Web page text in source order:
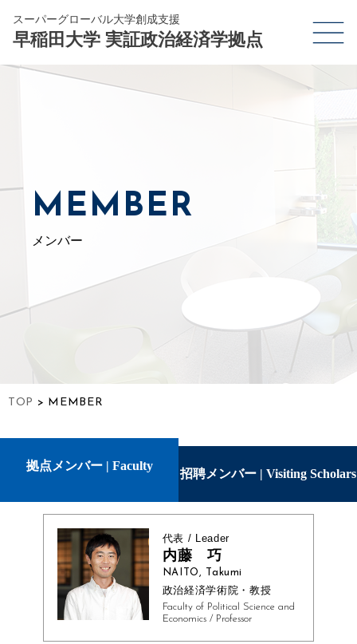
スーパーグローバル大学創成支援
早稲田大学 実証政治経済学拠点
MEMBER
メンバー
TOP > MEMBER
拠点メンバー | Faculty
招聘メンバー | Visiting Scholars
代表 / Leader
内藤 巧
NAITO, Takumi
政治経済学術院・教授
Faculty of Political Science and
Economics / Professor